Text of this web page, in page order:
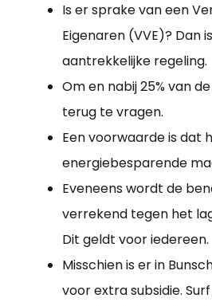
Is er sprake van een
Eigenaren (VVE)? Dan
aantrekkelijke regeling.
Om en nabij 25% van
terug te vragen.
Een voorwaarde is dat
energiebesparende
Eveneens wordt de
verrekend tegen het
Dit geldt voor iedereen.
Misschien is er in
voor extra subsidie.